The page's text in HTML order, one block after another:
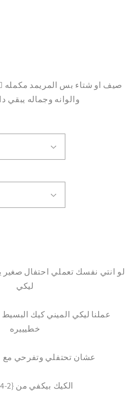
صيف او شتاء بس المريمد مكمله
والوانه وجماله يبقي
لو انتي نفسك تعملي احتفال صغير
ليكي
عملنا ليكي الميني كيك
خطيييره
الكيك بيكفي من {2-4} افراد